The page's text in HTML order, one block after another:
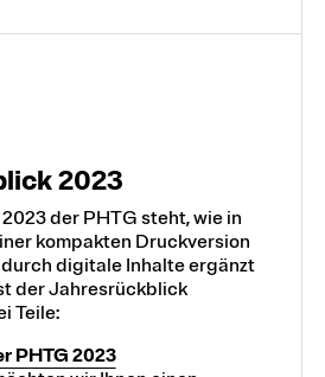
2023
der PHTG steht, wie in
kompakten Druckversion
digitale Inhalte ergänzt
der Jahresrückblick
Teile:
PHTG 2023